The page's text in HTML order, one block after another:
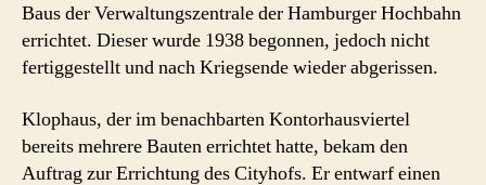
Baus der Verwaltungszentrale der Hamburger Hochbahn
errichtet. Dieser wurde 1938 begonnen, jedoch nicht
fertiggestellt und nach Kriegsende wieder abgerissen.
Klophaus, der im benachbarten Kontorhausviertel
bereits mehrere Bauten errichtet hatte, bekam den
Auftrag zur Errichtung des Cityhofs. Er entwarf einen